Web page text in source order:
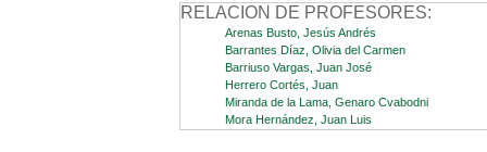
RELACION DE PROFESORES:
Arenas Busto, Jesús Andrés
Barrantes Díaz, Olivia del Carmen
Barriuso Vargas, Juan José
Herrero Cortés, Juan
Miranda de la Lama, Genaro Cvabodni
Mora Hernández, Juan Luis